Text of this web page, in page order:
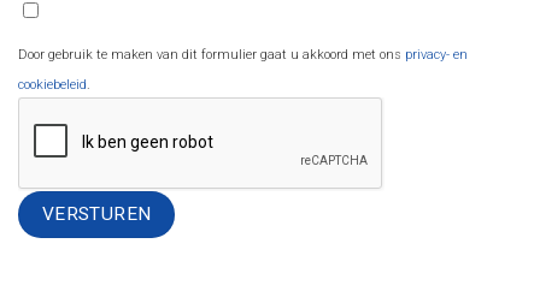
Door gebruik te maken van dit formulier gaat u akkoord met ons privacy- en
cookiebeleid.